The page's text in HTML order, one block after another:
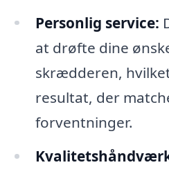
Personlig service:
at drøfte dine
skrædderen,
resultat, der
forventninger.